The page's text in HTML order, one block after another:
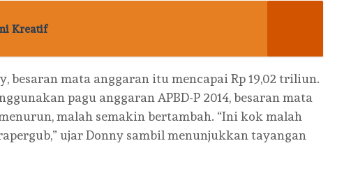
Kreatif
besaran mata anggaran itu mencapai Rp 19,02 triliun.
pagu anggaran APBD-P 2014, besaran mata
malah semakin bertambah. “Ini kok malah
ujar Donny sambil menunjukkan tayangan